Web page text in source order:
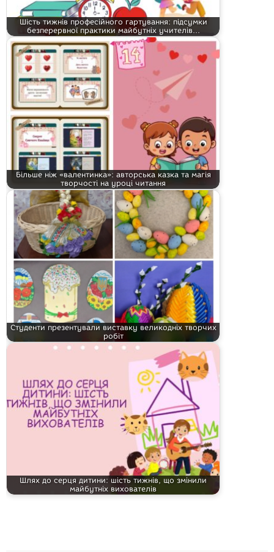
Шість тижнів професійного гартування: підсумки
безперервної практики майбутніх учителів…
Більше ніж «валентинка»: авторська казка та магія
творчості на уроці читання
Студенти презентували виставку великодніх творчих
робіт
Шлях до серця дитини: шість тижнів, що змінили
майбутніх вихователів